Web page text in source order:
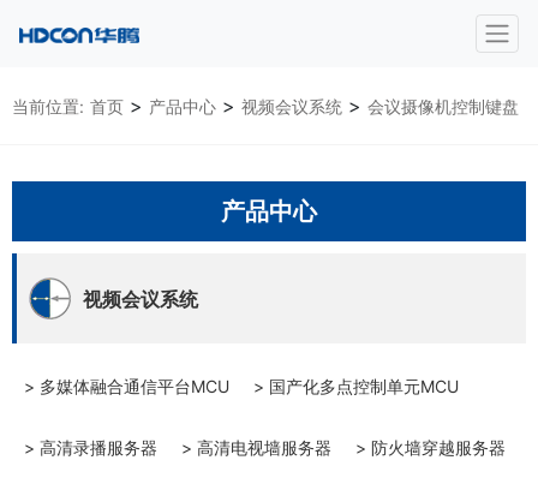
当前位置: 首页 > 产品中心 > 视频会议系统 > 会议摄像机控制键盘
产品中心
视频会议系统
> 多媒体融合通信平台MCU > 国产化多点控制单元MCU
> 高清录播服务器 > 高清电视墙服务器 > 防火墙穿越服务器